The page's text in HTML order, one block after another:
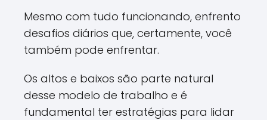
Mesmo com tudo funcionando, enfrento
desafios diários que, certamente, você
também pode enfrentar.
Os altos e baixos são parte natural
desse modelo de trabalho e é
fundamental ter estratégias para lidar